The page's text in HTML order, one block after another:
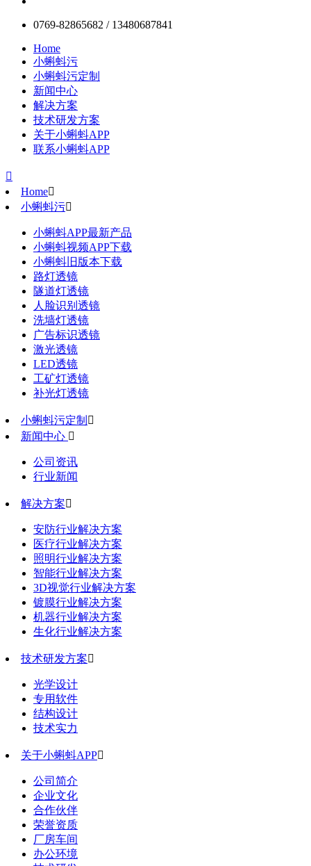
0769-82865682 / 13480687841
Home
小蝌蚪污
小蝌蚪污定制
新闻中心
解决方案
技术研发方案
关于小蝌蚪APP
联系小蝌蚪APP

Home
小蝌蚪污
小蝌蚪APP最新产品
小蝌蚪视频APP下载
小蝌蚪旧版本下载
路灯透镜
隧道灯透镜
人脸识别透镜
洗墙灯透镜
广告标识透镜
激光透镜
LED透镜
工矿灯透镜
补光灯透镜
小蝌蚪污定制 
新闻中心 
公司资讯
行业新闻
解决方案
安防行业解决方案
医疗行业解决方案
照明行业解决方案
智能行业解决方案
3D视觉行业解决方案
镀膜行业解决方案
机器行业解决方案
生化行业解决方案
技术研发方案
光学设计
专用软件
结构设计
技术实力
关于小蝌蚪APP
公司简介
企业文化
合作伙伴
荣誉资质
厂房车间
办公环境